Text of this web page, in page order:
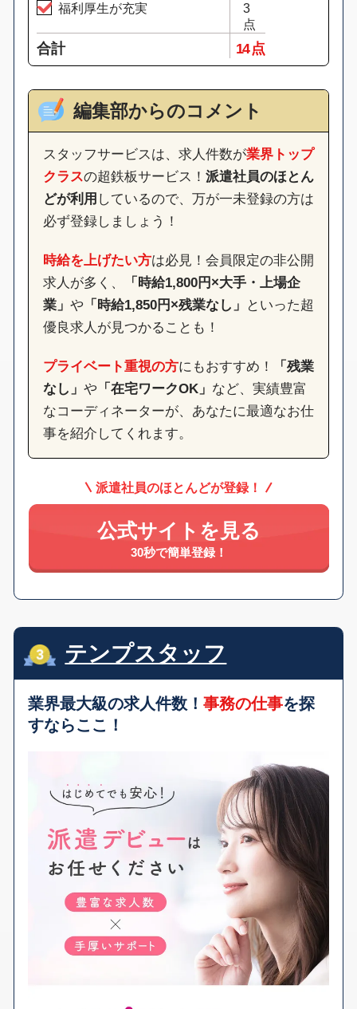
福利厚生が充実
3
点
合計 14 点
編集部からのコメント
スタッフサービスは、求人件数が業界トップ
クラスの超鉄板サービス！ 派遣社員のほとん
どが利用 しているので、万が一未登録の方は
必ず登録しましょう！
時給を上げたい方は必見！会員限定の非公開
求人が多く、
「時給1,800円×大手・上場企
業」 や「時給1,850円×残業なし」 といった超
優良求人が見つかることも！
プライベート重視の方にもおすすめ！
「残業
なし」 や「在宅ワークOK」 など、実績豊富
なコーディネーターが、あなたに最適なお仕
事を紹介してくれます。
派遣社員のほとんどが登録！
公式サイトを見る
30秒で簡単登録！
テンプスタッフ
業界最大級の求人件数！事務の仕事を探
すならここ！